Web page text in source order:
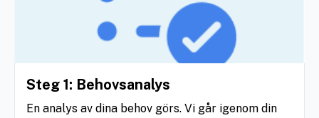
Steg 1: Behovsanalys
En analys av dina behov görs. Vi går igenom din